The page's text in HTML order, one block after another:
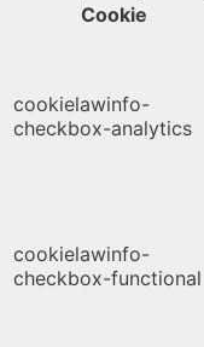
Cookie
cookielawinfo-
checkbox-analytics
cookielawinfo-
checkbox-functional